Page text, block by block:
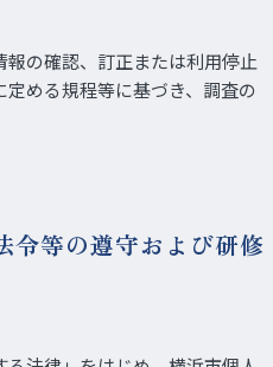
の確認、訂正または利用停止
める規程等に基づき、調査の
令等の遵守および研修